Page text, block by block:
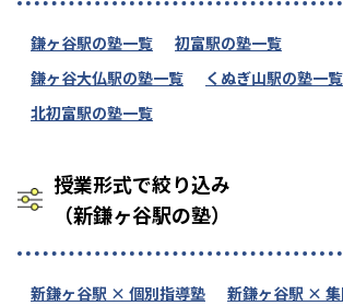
鎌ヶ谷駅の塾一覧
初富駅の塾一覧
鎌ヶ谷大仏駅の塾一覧
くぬぎ山駅の塾一覧
北初富駅の塾一覧
授業形式で絞り込み
（新鎌ヶ谷駅の塾）
新鎌ヶ谷駅 × 個別指導塾
新鎌ヶ谷駅 ×